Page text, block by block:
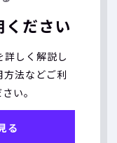
ください
しく解説し
法などご利
い。
る